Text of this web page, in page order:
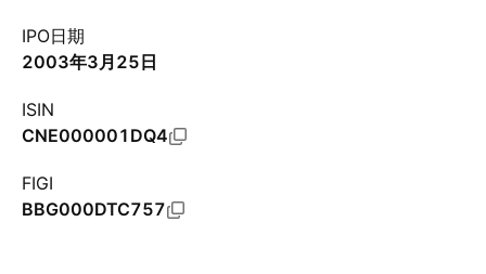
IPO日期
2003年3月25日
ISIN
CNE000001DQ4
FIGI
BBG000DTC757